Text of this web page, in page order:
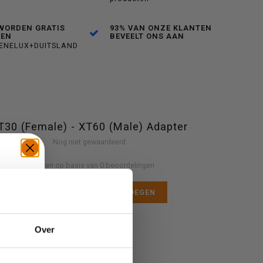
Over
GRATIS
93% VAN ONZE KLANTEN
BEVEELT ONS AAN
(Female) - XT60 (Male) Adapter
Nog niet gewaardeerd
0 sterren op basis van 0 beoordelingen
JE BEOORDELING TOEVOEGEN